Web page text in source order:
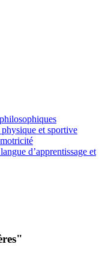
et sportive
d’apprentissage et